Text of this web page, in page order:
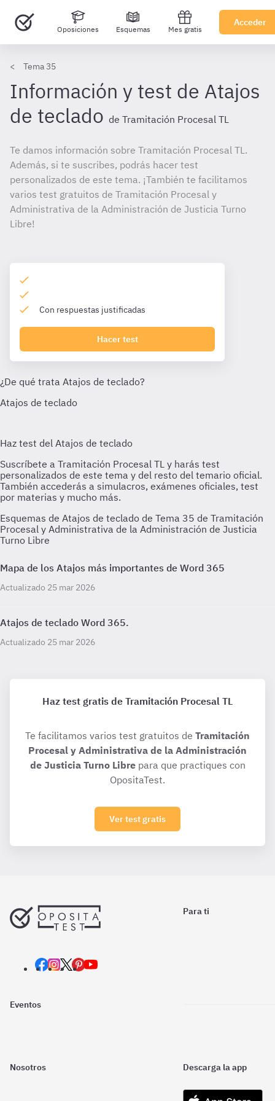
Oposiciones Esquemas Mes gratis
Acceder
Tema 35
Información y test de Atajos
de teclado de Tramitación Procesal TL
Te damos información sobre Tramitación Procesal TL.
Además, si te suscribes, podrás hacer test
personalizados de este tema. ¡También te facilitamos
varios test gratuitos de Tramitación Procesal y
Administrativa de la Administración de Justicia Turno
Libre!
Con respuestas justificadas
Hacer test
Esquemas de Atajos de teclado de Tema 35 de Tramitación
Procesal y Administrativa de la Administración de Justicia
Turno Libre
Mapa de los Atajos más importantes de Word 365
Actualizado 25 mar 2026
Atajos de teclado Word 365.
Actualizado 25 mar 2026
Haz test gratis de Tramitación Procesal TL
Te facilitamos varios test gratuitos de Tramitación
Procesal y Administrativa de la Administración
de Justicia Turno Librepara que practiques con
OpositaTest.
Ver test gratis
Para ti
Eventos
Nosotros Descarga la app